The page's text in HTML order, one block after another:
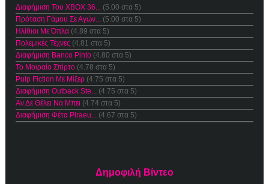
Διαφήμιση Του XBOX 36...
(5.00 στα 5)
Πρόταση Γάμου Σε Αγών...
(5.00 στα 5)
Ηλίθιοι Με Όπλα (4.89 στα 5)
Πολεμικές Τέχνες (4.81 στα 5)
Διαφήμιση Banco Pinto (4.80 στα 5)
Το Μοιραίο Σπίρτο (4.78 στα 5)
Pulp Fiction Με Μίξερ (4.75 στα 5)
Διαφήμιση Outback Ste...
(4.75 στα 5)
Αν Δε Θέλει Να Μπει (4.74 στα 5)
Διαφήμιση Φέτα Piraeu...
(4.67 στα 5)
Δημοφιλή Βίντεο